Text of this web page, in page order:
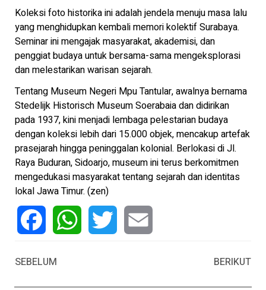
Koleksi foto historika ini adalah jendela menuju masa lalu
yang menghidupkan kembali memori kolektif Surabaya.
Seminar ini mengajak masyarakat, akademisi, dan
penggiat budaya untuk bersama-sama mengeksplorasi
dan melestarikan warisan sejarah.
Tentang Museum Negeri Mpu Tantular, awalnya bernama
Stedelijk Historisch Museum Soerabaia dan didirikan
pada 1937, kini menjadi lembaga pelestarian budaya
dengan koleksi lebih dari 15.000 objek, mencakup artefak
prasejarah hingga peninggalan kolonial. Berlokasi di Jl.
Raya Buduran, Sidoarjo, museum ini terus berkomitmen
mengedukasi masyarakat tentang sejarah dan identitas
lokal Jawa Timur. (zen)
SEBELUM
BERIKUT